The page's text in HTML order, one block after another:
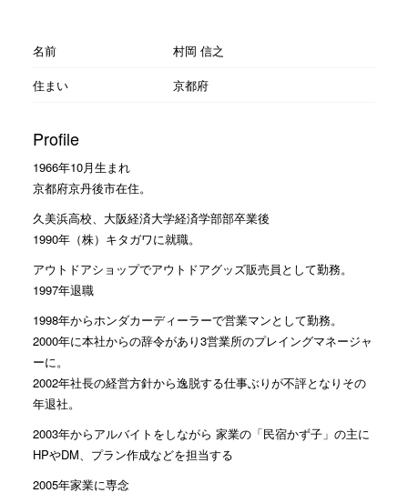
名前
村岡 信之
住まい
京都府
Profile
1966年10月生まれ
京都府京丹後市在住。
久美浜高校、大阪経済大学経済学部部卒業後
1990年（株）キタガワに就職。
アウトドアショップでアウトドアグッズ販売員として勤務。
1997年退職
1998年からホンダカーディーラーで営業マンとして勤務。
2000年に本社からの辞令があり3営業所のプレイングマネージャ
ーに。
2002年社長の経営方針から逸脱する仕事ぶりが不評となりその
年退社。
2003年からアルバイトをしながら 家業の「民宿かず子」の主に
HPやDM、プラン作成などを担当する
2005年家業に専念